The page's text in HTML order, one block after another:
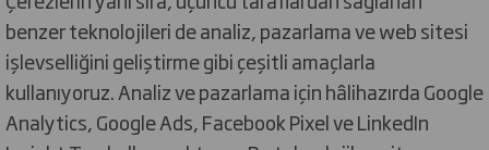
benzer teknolojileri de analiz, pazarlama ve web sitesi
işlevselliğini geliştirme gibi çeşitli amaçlarla
kullanıyoruz. Analiz ve pazarlama için hâlihazırda Google
Analytics, Google Ads, Facebook Pixel ve LinkedIn